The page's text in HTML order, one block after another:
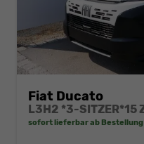
Fiat Ducato
sofort lieferbar ab Bestellung